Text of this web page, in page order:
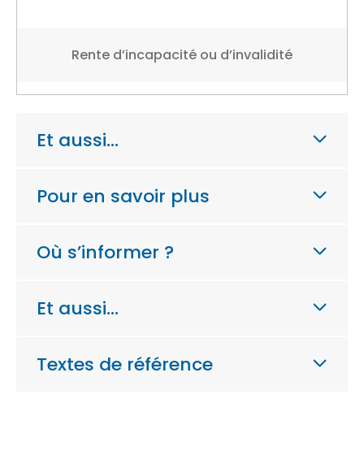
Rente d’incapacité ou d’invalidité
Et aussi…
Pour en savoir plus
Où s’informer ?
Et aussi…
Textes de référence